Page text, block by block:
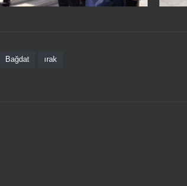
Bağdat ırak